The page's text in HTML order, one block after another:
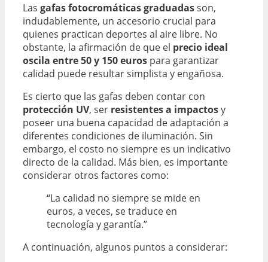
Las gafas fotocromáticas graduadasson,
indudablemente, un accesorio crucial para
quienes practican deportes al aire libre. No
obstante, la afirmación de que el precio ideal
oscila entre 50 y 150 euros para garantizar
calidad puede resultar simplista y engañosa.
Es cierto que las gafas deben contar con
protección UV, ser resistentes a impactosy
poseer una buena capacidad de adaptación a
diferentes condiciones de iluminación. Sin
embargo, el costo no siempre es un indicativo
directo de la calidad. Más bien, es importante
considerar otros factores como:
“La calidad no siempre se mide en
euros, a veces, se traduce en
tecnología y garantía.”
A continuación, algunos puntos a considerar: